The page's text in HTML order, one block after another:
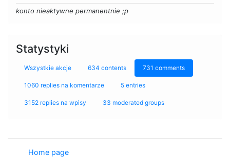
konto nieaktywne permanentnie ;p
Statystyki
Wszystkie akcje 634 contents 731 comments
1060 replies na komentarze 5 entries
3152 replies na wpisy 33 moderated groups
Home page